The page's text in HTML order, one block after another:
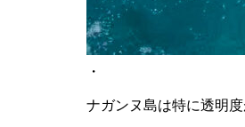
・
ナガンヌ島は特に透明